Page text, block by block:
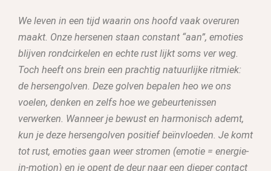
We leven in een tijd waarin ons hoofd vaak overuren
maakt. Onze hersenen staan constant “aan”, emoties
blijven rondcirkelen en echte rust lijkt soms ver weg.
Toch heeft ons brein een prachtig natuurlijke ritmiek:
de hersengolven. Deze golven bepalen heo we ons
voelen, denken en zelfs hoe we gebeurtenissen
verwerken. Wanneer je bewust en harmonisch ademt,
kun je deze hersengolven positief beïnvloeden. Je komt
tot rust, emoties gaan weer stromen (emotie = energie-
in-motion) en je opent de deur naar een dieper contact